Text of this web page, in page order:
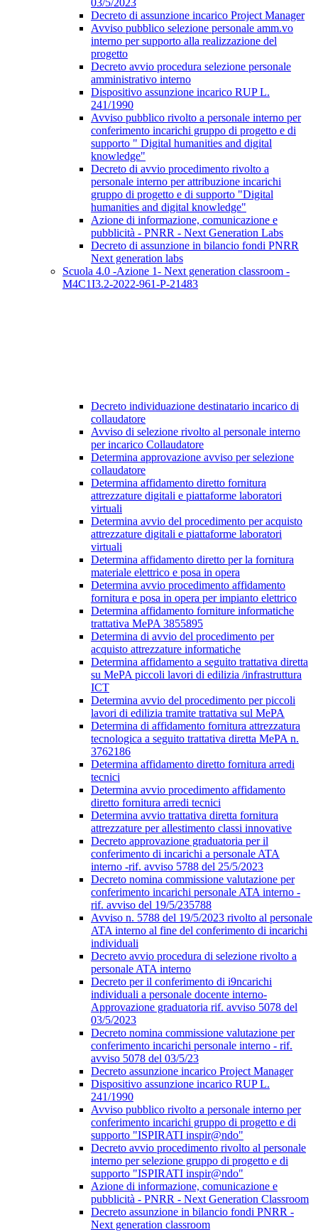
03/5/2023
Decreto di assunzione incarico Project Manager
Avviso pubblico selezione personale amm.vo
interno per supporto alla realizzazione del
progetto
Decreto avvio procedura selezione personale
amministrativo interno
Dispositivo assunzione incarico RUP L.
241/1990
Avviso pubblico rivolto a personale interno per
conferimento incarichi gruppo di progetto e di
supporto " Digital humanities and digital
knowledge"
Decreto di avvio procedimento rivolto a
personale interno per attribuzione incarichi
gruppo di progetto e di supporto "Digital
humanities and digital knowledge"
Azione di informazione, comunicazione e
pubblicità - PNRR - Next Generation Labs
Decreto di assunzione in bilancio fondi PNRR
Next generation labs
Scuola 4.0 -Azione 1- Next generation classroom -
M4C1I3.2-2022-961-P-21483
Decreto individuazione destinatario incarico di
collaudatore
Avviso di selezione rivolto al personale interno
per incarico Collaudatore
Determina approvazione avviso per selezione
collaudatore
Determina affidamento diretto fornitura
attrezzature digitali e piattaforme laboratori
virtuali
Determina avvio del procedimento per acquisto
attrezzature digitali e piattaforme laboratori
virtuali
Determina affidamento diretto per la fornitura
materiale elettrico e posa in opera
Determina avvio procedimento affidamento
fornitura e posa in opera per impianto elettrico
Determina affidamento forniture informatiche
trattativa MePA 3855895
Determina di avvio del procedimento per
acquisto attrezzature informatiche
Determina affidamento a seguito trattativa diretta
su MePA piccoli lavori di edilizia /infrastruttura
ICT
Determina avvio del procedimento per piccoli
lavori di edilizia tramite trattativa sul MePA
Determina di affidamento fornitura attrezzatura
tecnologica a seguito trattativa diretta MePA n.
3762186
Determina affidamento diretto fornitura arredi
tecnici
Determina avvio procedimento affidamento
diretto fornitura arredi tecnici
Determina avvio trattativa diretta fornitura
attrezzature per allestimento classi innovative
Decreto approvazione graduatoria per il
conferimento di incarichi a personale ATA
interno -rif. avviso 5788 del 25/5/2023
Decreto nomina commissione valutazione per
conferimento incarichi personale ATA interno -
rif. avviso del 19/5/235788
Avviso n. 5788 del 19/5/2023 rivolto al personale
ATA interno al fine del conferimento di incarichi
individuali
Decreto avvio procedura di selezione rivolto a
personale ATA interno
Decreto per il conferimento di i9ncarichi
individuali a personale docente interno-
Approvazione graduatoria rif. avviso 5078 del
03/5/2023
Decreto nomina commissione valutazione per
conferimento incarichi personale interno - rif.
avviso 5078 del 03/5/23
Decreto assunzione incarico Project Manager
Dispositivo assunzione incarico RUP L.
241/1990
Avviso pubblico rivolto a personale interno per
conferimento incarichi gruppo di progetto e di
supporto "ISPIRATI inspir@ndo"
Decreto avvio procedimento rivolto al personale
interno per selezione gruppo di progetto e di
supporto "ISPIRATI inspir@ndo"
Azione di informazione, comunicazione e
pubblicità - PNRR - Next Generation Classroom
Decreto assunzione in bilancio fondi PNRR -
Next generation classroom